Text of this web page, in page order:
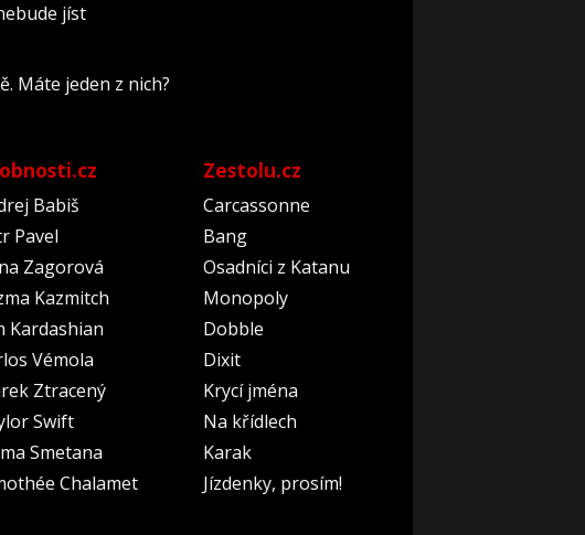
jíst
Máte jeden z nich?
Babiš
Pavel
Zagorová
Kazmitch
Kardashian
Vémola
Ztracený
Swift
Smetana
Chalamet
Zestolu.cz
Carcassonne
Bang
Osadníci z Katanu
Monopoly
Dobble
Dixit
Krycí jména
Na křídlech
Karak
Jízdenky, prosím!